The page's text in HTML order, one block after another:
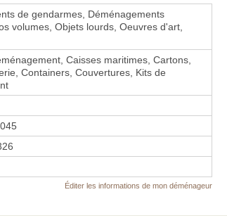
de gendarmes, Déménagements
volumes, Objets lourds, Oeuvres d'art,
Caisses maritimes, Cartons,
Containers, Couvertures, Kits de
Éditer les informations de mon déménageur